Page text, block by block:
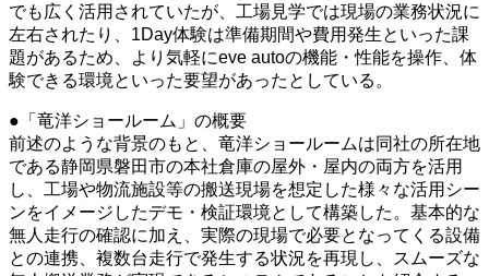
でも広く活用されていたが、工場見学では現場の業務状況に
左右されたり、1Day体験は準備期間や費用発生といった課
題があるため、より気軽にeve autoの機能・性能を操作、体
験できる環境といった要望があったとしている。
●「竜洋ショールーム」の概要
前述のような背景のもと、竜洋ショールームは同社の所在地
である静岡県磐田市の本社倉庫の屋外・屋内の両方を活用
し、工場や物流施設等の搬送現場を想定した様々な活用シー
ンをイメージしたデモ・検証環境として構築した。基本的な
無人走行の確認に加え、実際の現場で必要となってくる設備
との連携、複数台走行で発生する状況を再現し、スムーズな